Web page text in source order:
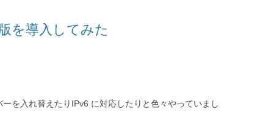
を導入してみた
を入れ替えたりIPv6 に対応したりと色々やっていまし